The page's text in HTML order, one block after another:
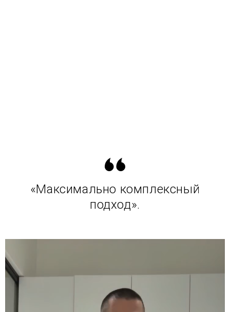
«Максимально комплексный
подход».
и
д